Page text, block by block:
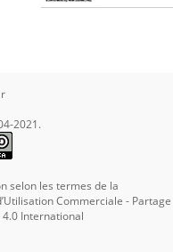
2021.
selon les termes de la
Commerciale - Partage
International